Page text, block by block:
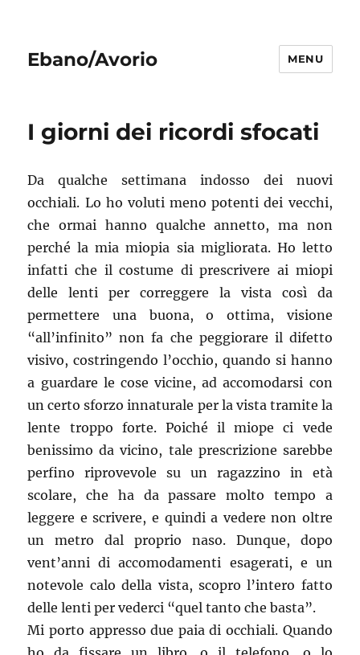
Ebano/Avorio MENU
I giorni dei ricordi sfocati
Da qualche settimana indosso dei nuovi
occhiali. Lo ho voluti meno potenti dei vecchi,
che ormai hanno qualche annetto, ma non
perché la mia miopia sia migliorata. Ho letto
infatti che il costume di prescrivere ai miopi
delle lenti per correggere la vista così da
permettere una buona, o ottima, visione
“all’infinito” non fa che peggiorare il difetto
visivo, costringendo l’occhio, quando si hanno
a guardare le cose vicine, ad accomodarsi con
un certo sforzo innaturale per la vista tramite la
lente troppo forte. Poiché il miope ci vede
benissimo da vicino, tale prescrizione sarebbe
perfino riprovevole su un ragazzino in età
scolare, che ha da passare molto tempo a
leggere e scrivere, e quindi a vedere non oltre
un metro dal proprio naso. Dunque, dopo
vent’anni di accomodamenti esagerati, e un
notevole calo della vista, scopro l’intero fatto
delle lenti per vederci “quel tanto che basta”.
Mi porto appresso due paia di occhiali. Quando